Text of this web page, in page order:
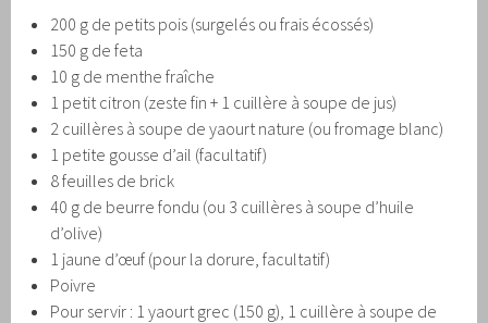
200 g de petits pois (surgelés ou frais écossés)
150 g de feta
10 g de menthe fraîche
1 petit citron (zeste fin + 1 cuillère à soupe de jus)
2 cuillères à soupe de yaourt nature (ou fromage blanc)
1 petite gousse d’ail (facultatif)
8 feuilles de brick
40 g de beurre fondu (ou 3 cuillères à soupe d’huile
d’olive)
1 jaune d’œuf (pour la dorure, facultatif)
Poivre
Pour servir : 1 yaourt grec (150 g), 1 cuillère à soupe de